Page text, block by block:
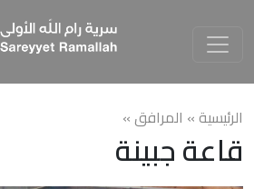
الرئيسية » المرافق»
قاعة جبينة